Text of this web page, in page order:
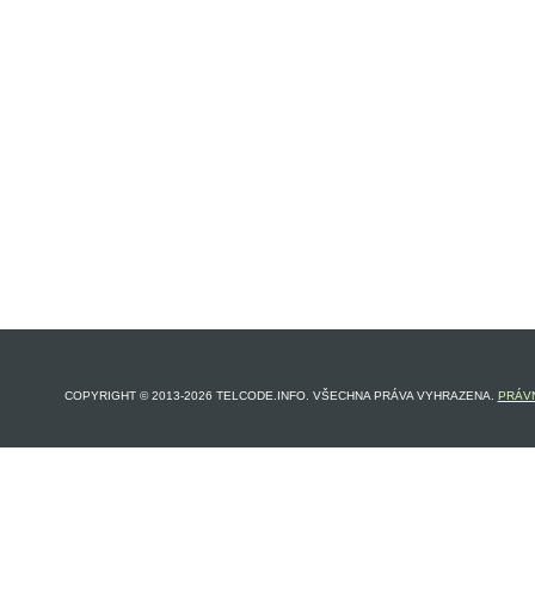
COPYRIGHT © 2013-2026 TELCODE.INFO. VŠECHNA PRÁVA VYHRAZENA.